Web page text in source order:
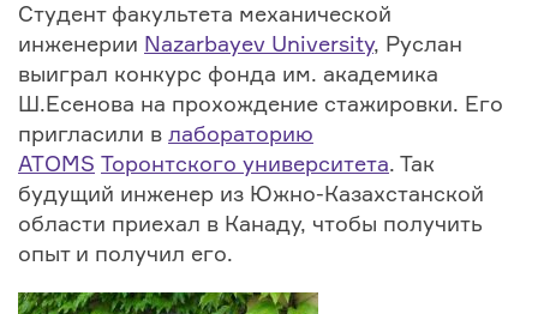
Студент факультета механической
инженерии Nazarbayev University, Руслан
выиграл конкурс фонда им. академика
Ш.Есенова на прохождение стажировки. Его
пригласили в лабораторию
ATOMS Торонтского университета. Так
будущий инженер из Южно-Казахстанской
области приехал в Канаду, чтобы получить
опыт и получил его.